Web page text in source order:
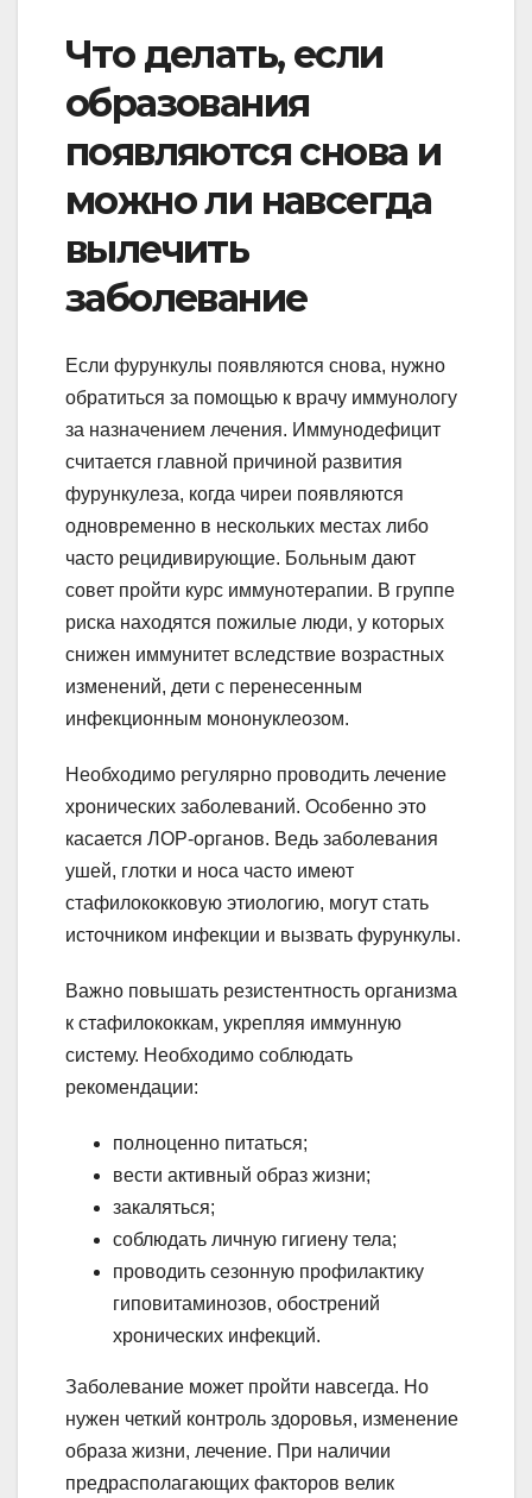
Что делать, если
образования
появляются снова и
можно ли навсегда
вылечить
заболевание
Если фурункулы появляются снова, нужно
обратиться за помощью к врачу иммунологу
за назначением лечения. Иммунодефицит
считается главной причиной развития
фурункулеза, когда чиреи появляются
одновременно в нескольких местах либо
часто рецидивирующие. Больным дают
совет пройти курс иммунотерапии. В группе
риска находятся пожилые люди, у которых
снижен иммунитет вследствие возрастных
изменений, дети с перенесенным
инфекционным мононуклеозом.
Необходимо регулярно проводить лечение
хронических заболеваний. Особенно это
касается ЛОР-органов. Ведь заболевания
ушей, глотки и носа часто имеют
стафилококковую этиологию, могут стать
источником инфекции и вызвать фурункулы.
Важно повышать резистентность организма
к стафилококкам, укрепляя иммунную
систему. Необходимо соблюдать
рекомендации:
полноценно питаться;
вести активный образ жизни;
закаляться;
соблюдать личную гигиену тела;
проводить сезонную профилактику
гиповитаминозов, обострений
хронических инфекций.
Заболевание может пройти навсегда. Но
нужен четкий контроль здоровья, изменение
образа жизни, лечение. При наличии
предрасполагающих факторов велик